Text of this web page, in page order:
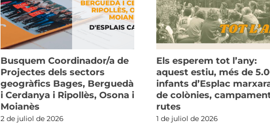
Busquem Coordinador/a de
Projectes dels sectors
geogràfics Bages, Berguedà
i Cerdanya i Ripollès, Osona i
Moianès
2 de juliol de 2026
Els esperem tot l’any:
aquest estiu, més de
infants d’Esplac
de colònies,
rutes
1 de juliol de 2026